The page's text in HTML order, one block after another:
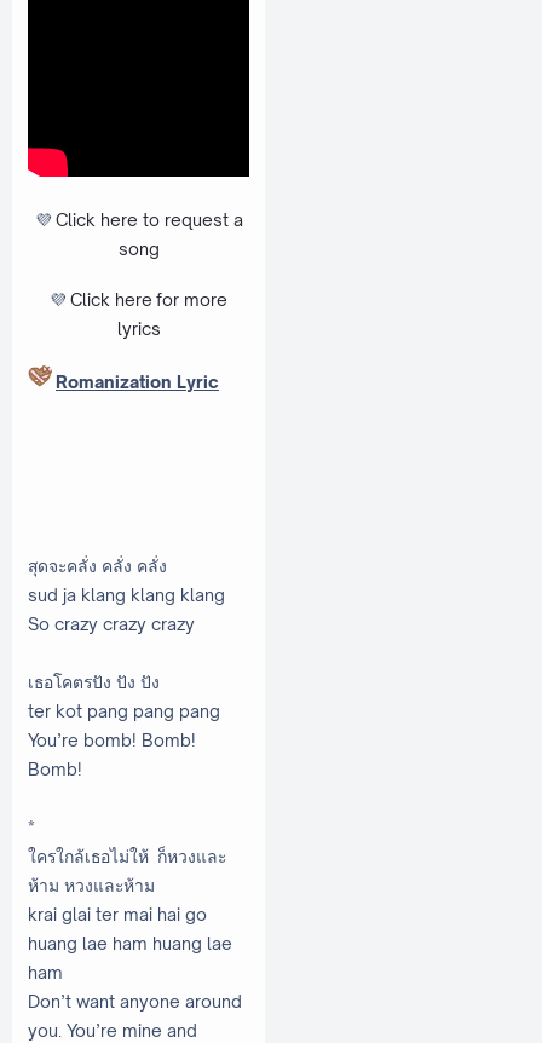
💜 Click here to request a
song
💜 Click here for more
lyrics
Romanization Lyric
สุดจะคลั่ง คลั่ง คลั่ง
sud ja klang klang klang
So crazy crazy crazy
เธอโคตรปัง ปัง ปัง
ter kot pang pang pang
You’re bomb! Bomb!
Bomb!
*
ใครใกล้เธอไม่ให้ ก็หวงและ
ห้าม หวงและห้าม
krai glai ter mai hai go
huang lae ham huang lae
ham
Don’t want anyone around
you. You’re mine and